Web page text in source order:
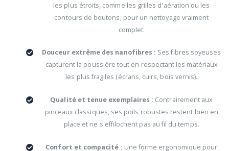
les plus étroits, comme les grilles d'aération ou les
contours de boutons, pour un nettoyage vraiment
complet.
Douceur extrême des nanofibres : Ses fibres soyeuses
capturent la poussière tout en respectant les matériaux
les plus fragiles (écrans, cuirs, bois vernis).
Qualité et tenue exemplaires : Contrairement aux
pinceaux classiques, ses poils robustes restent bien en
place et ne s'effilochent pas au fil du temps.
Confort et compacité : Une forme ergonomique pour